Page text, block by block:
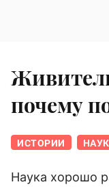
почему
ИСТОРИИ
Наука хорошо